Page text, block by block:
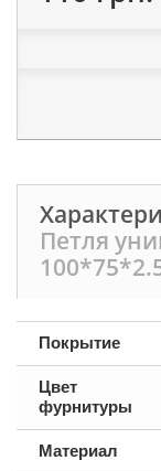
Петля
Покрытие
Цвет
фурнитуры
Материал